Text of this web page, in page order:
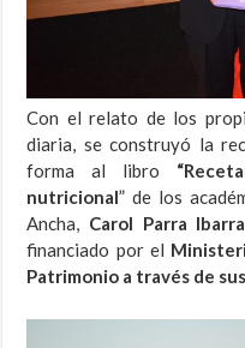
Con el relato de los
diaria, se construyó la
forma al libro
nutricional” de los
Ancha, Carol Parra
financiado por el
Patrimonio a través de